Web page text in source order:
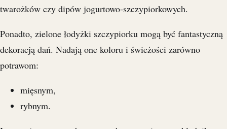
twarożków czy dipów jogurtowo-szczypiorkowych.
Ponadto, zielone łodyżki szczypiorku mogą być fantastyczną
dekoracją dań. Nadają one koloru i świeżości zarówno
potrawom:
mięsnym,
rybnym.